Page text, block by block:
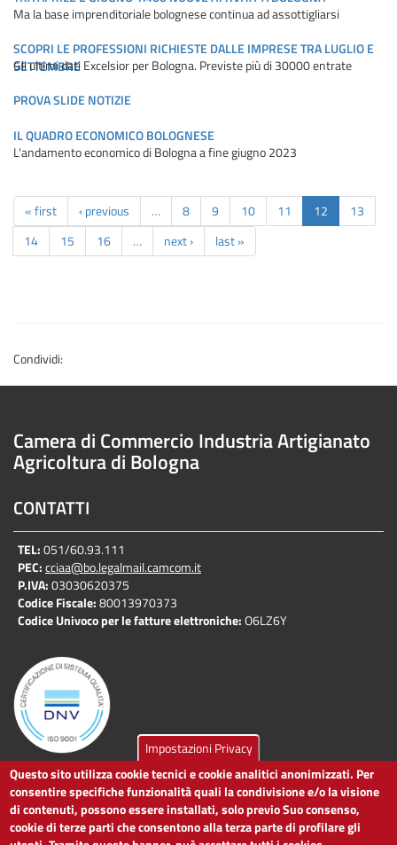
Ma la base imprenditoriale bolognese continua ad assottigliarsi
SCOPRI LE PROFESSIONI RICHIESTE DALLE IMPRESE TRA LUGLIO E
SETTEMBRE
Gli ultimi dati Excelsior per Bologna. Previste più di 30000 entrate
PROVA SLIDE NOTIZIE
IL QUADRO ECONOMICO BOLOGNESE
L'andamento economico di Bologna a fine giugno 2023
« first ‹ previous … 8 9 10 11 12
13
14
15 16 … next › last »
Condividi:
Camera di Commercio Industria Artigianato
Agricoltura di Bologna
CONTATTI
TEL:051/60.93.111
PEC:cciaa@bo.legalmail.camcom.it
P.IVA:03030620375
Codice Fiscale:80013970373
Codice Univoco per le fatture elettroniche:O6LZ6Y
LINK UTILI
Dichiarazione di accessibilità
Impostazioni Privacy
Questo sito utilizza cookie tecnici e cookie analitici anonimizzati. Per
consentire specifiche funzionalità quali la condivisione e/o la visione
di contenuti, possono essere installati, solo previo Suo consenso,
cookie di terze parti che consentono alla terza parte di profilare gli